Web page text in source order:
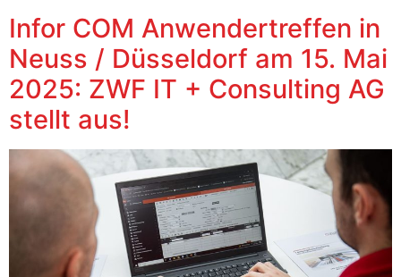
Infor COM Anwendertreffen in
Neuss / Düsseldorf am 15. Mai
2025: ZWF IT + Consulting AG
stellt aus!